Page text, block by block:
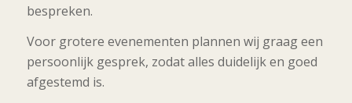
bespreken.
Voor grotere evenementen plannen wij graag een
persoonlijk gesprek, zodat alles duidelijk en goed
afgestemd is.